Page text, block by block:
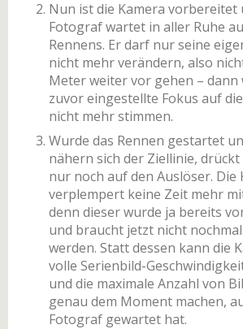
Nun ist die Kamera vorbereitet
Fotograf wartet in aller Ruhe
Rennens. Er darf nur seine
nicht mehr verändern, also
Meter weiter vor gehen – dann
zuvor eingestellte Fokus auf
nicht mehr stimmen.
Wurde das Rennen gestartet
nähern sich der Ziellinie,
nur noch auf den Auslöser. Die
verplempert keine Zeit mehr
denn dieser wurde ja bereits
und braucht jetzt nicht
werden. Statt dessen kann die
volle Serienbild-
und die maximale Anzahl von
genau dem Moment machen,
Fotograf gewartet hat.